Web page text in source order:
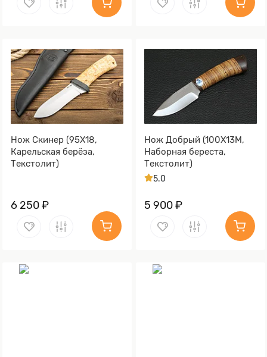
Нож Скинер (95Х18,
Карельская берёза,
Текстолит)
6 250 ₽
Нож Добрый (100Х13М,
Наборная береста,
Текстолит)
5.0
5 900 ₽